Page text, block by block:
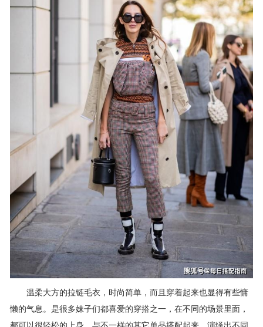
温柔大方的拉链毛衣，时尚简单，而且穿着起来也显得有些慵
懒的气息。是很多妹子们都喜爱的穿搭之一，在不同的场景里面，